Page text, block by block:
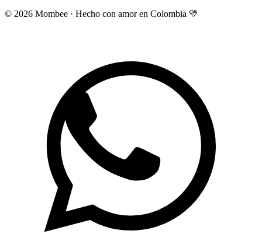
© 2026 Mombee · Hecho con amor en Colombia 💛